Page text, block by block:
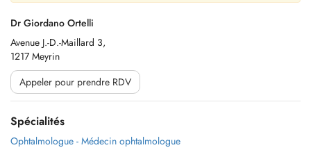
Dr Giordano Ortelli
Avenue J.-D.-Maillard 3,
1217 Meyrin
Appeler pour prendre RDV
Spécialités
Ophtalmologue - Médecin ophtalmologue